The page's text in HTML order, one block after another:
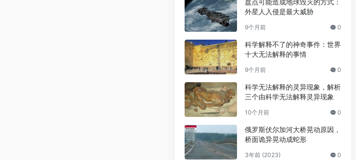
盘点可能造成地球毁灭的方式：
外星人入侵是最大威胁
9个月前 0
科学解释不了的神奇事件：世界
十大无法解释的事情
9个月前 0
科学无法解释的灵异现象，解析
三个由科学无法解释灵异现象
10个月前 0
俄罗斯伏尔加河大桥晃动原因，
桥面诡异晃动成蛇形
3年前 (2023) 0